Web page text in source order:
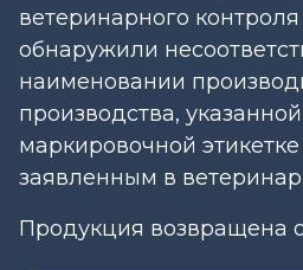
ветеринарного
обнаружили
наименовании
производства,
маркировочной
заявленным в
Продукция возвращена